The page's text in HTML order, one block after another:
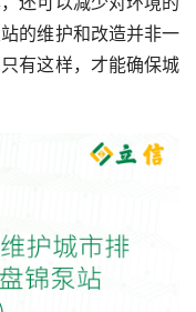
的维护和改造并非一
有这样，才能确保城